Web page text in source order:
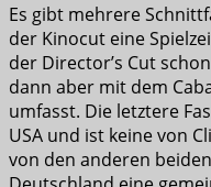
Es gibt mehrere
der Kinocut eine
der Director’s Cut
dann aber mit dem
umfasst. Die letztere
USA und ist keine von
von den anderen